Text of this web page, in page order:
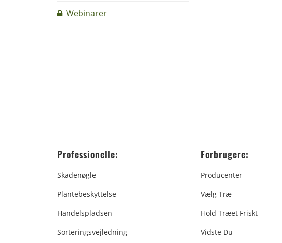
Webinarer
Professionelle:
Skadenøgle
Plantebeskyttelse
Handelspladsen
Sorteringsvejledning
Forbrugere:
Producenter
Vælg Træ
Hold Træet Friskt
Vidste Du